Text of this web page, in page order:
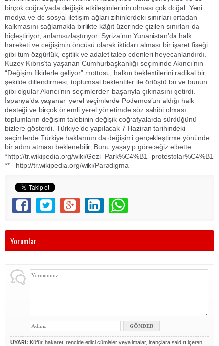
birçok coğrafyada değişik etkileşimlerinin olması çok doğal. Yeni
medya ve de sosyal iletişim ağları zihinlerdeki sınırları ortadan
kalkmasını sağlamakla birlikte kâğıt üzerinde çizilen sınırları da
hiçleştiriyor, anlamsızlaştırıyor. Syriza’nın Yunanistan’da halk
hareketi ve değişimin öncüsü olarak iktidarı alması bir işaret fişeği
gibi tüm özgürlük, eşitlik ve adalet talep edenleri heyecanlandırdı.
Kuzey Kıbrıs’ta yaşanan Cumhurbaşkanlığı seçiminde Akıncı’nın
“Değişim fikirlerle geliyor” mottosu, halkın beklentilerini radikal bir
şekilde dillendirmesi, toplumsal beklentiler ile örtüştü bu ve bunun
gibi olgular Akıncı’nın seçimlerden başarıyla çıkmasını getirdi.
İspanya’da yaşanan yerel seçimlerde Podemos’un aldığı halk
desteği ve birçok önemli yerel yönetimde söz sahibi olması
toplumların değişim talebinin değişik coğrafyalarda sürdüğünü
bizlere gösterdi. Türkiye’de yapılacak 7 Haziran tarihindeki
seçimlerde Türkiye haklarının da değişimi gerçekleştirme yönünde
bir adım atması beklenebilir. Bunu yaşayıp göreceğiz elbette.
*http://tr.wikipedia.org/wiki/Gezi_Park%C4%B1_protestolar%C4%B1
** http://tr.wikipedia.org/wiki/Paradigma
Yorumlar
UYARI: Küfür, hakaret, rencide edici cümleler veya imalar, inançlara saldırı içeren,